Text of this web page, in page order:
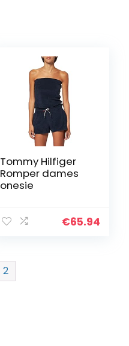
Tommy Hilfiger
Romper dames
onesie
€65.94
2